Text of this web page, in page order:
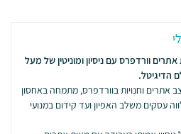
וורדפרס עם ניסיון ומוניטין של מעל
אתרים וחנויות בוורדפרס, מתמחה באחסון
עסקים משלב האפיון ועד קידום במנועי